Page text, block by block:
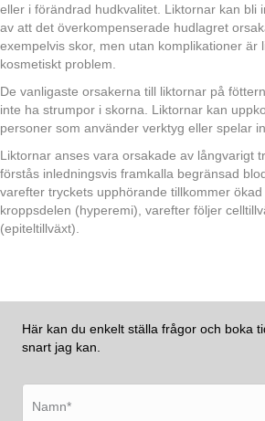
eller i förändrad hudkvalitet. Liktornar kan bli
av att det överkompenserade hudlagret
exempelvis skor, men utan komplikationer är
kosmetiskt problem.
De vanligaste orsakerna till liktornar på
inte ha strumpor i skorna. Liktornar kan
personer som använder verktyg eller spelar
Liktornar anses vara orsakade av långvarigt
förstås inledningsvis framkalla begränsad
varefter tryckets upphörande tillkommer
kroppsdelen (hyperemi), varefter följer
(epiteltillväxt).
Här kan du enkelt ställa frågor och boka
snart jag kan.